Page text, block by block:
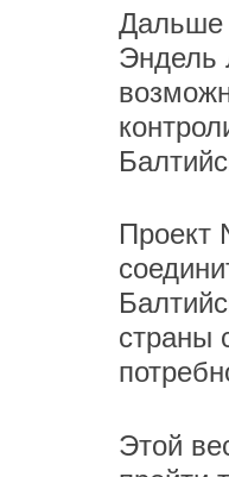
Дальше
Эндель
Проект
страны
Этой